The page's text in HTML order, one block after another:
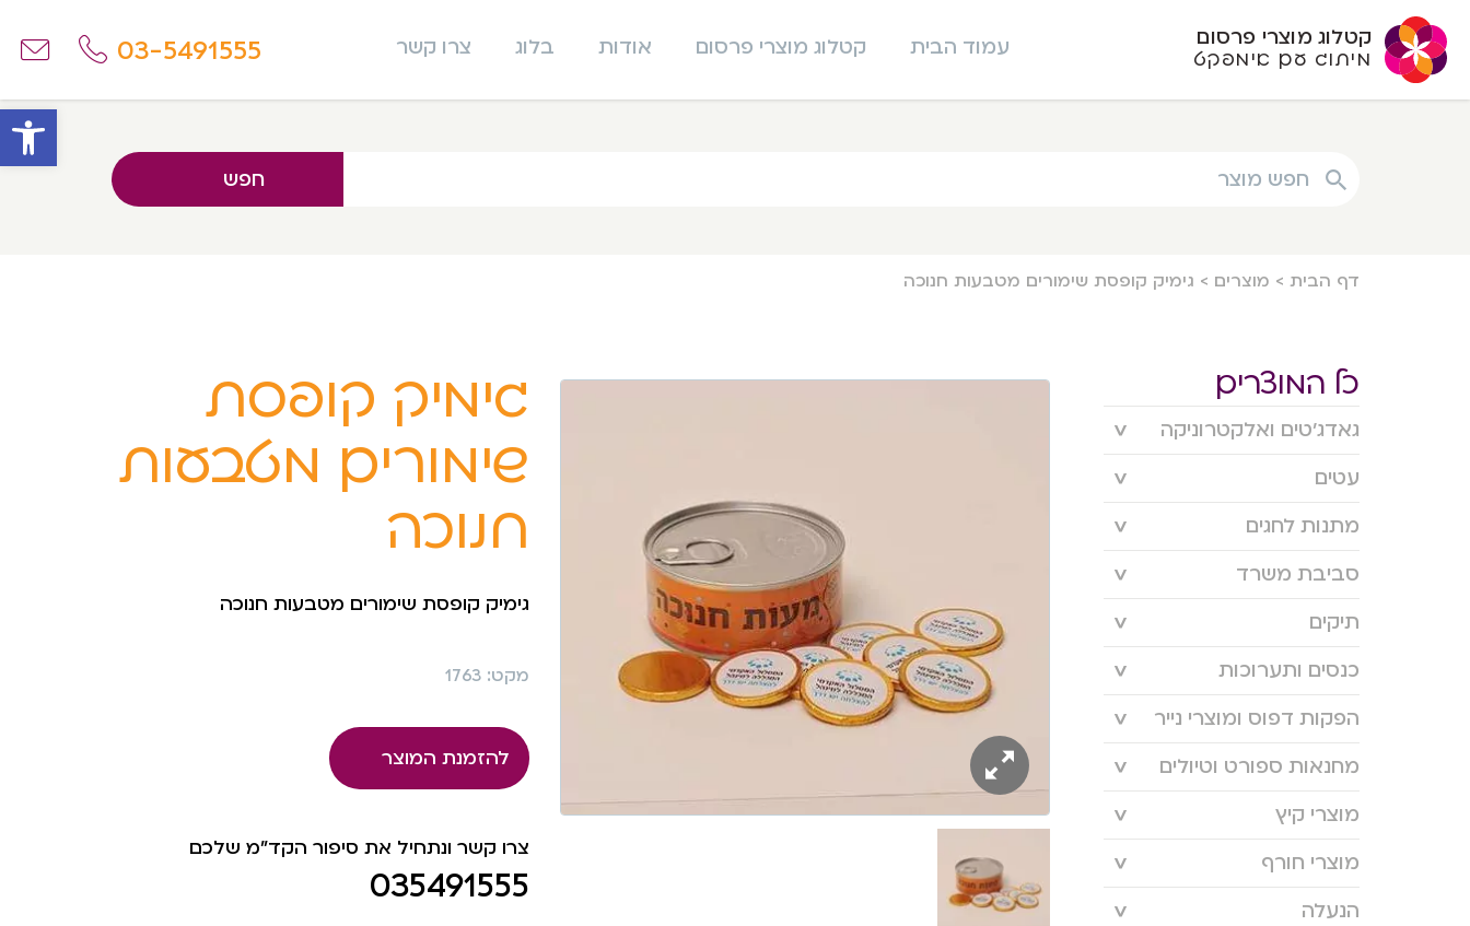
קטלוג מוצרי פרסום
מיתוג עם אימפקט עמוד הבית קטלוג מוצרי פרסום אודות בלוג צרו קשר 03-5491555
חפש מוצר
חפש
דף הבית > מוצרים > גימיק קופסת שימורים מטבעות חנוכה
כל המוצרים
גאדג’טים ואלקטרוניקה
עטים
מתנות לחגים
סביבת משרד
תיקים
כנסים ותערוכות
הפקות דפוס ומוצרי נייר
מחנאות ספורט וטיולים
מוצרי קיץ
מוצרי חורף
הנעלה
גימיק קופסת
שימורים מטבעות
חנוכה
גימיק קופסת שימורים מטבעות חנוכה
מקט: 1763
להזמנת המוצר
צרו קשר ונתחיל את סיפור הקד"מ שלכם
035491555